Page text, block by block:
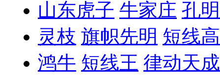
山东虎子 牛家庄 孔
灵枝 旗帜先明 短线
鸿牛 短线王 律动天成